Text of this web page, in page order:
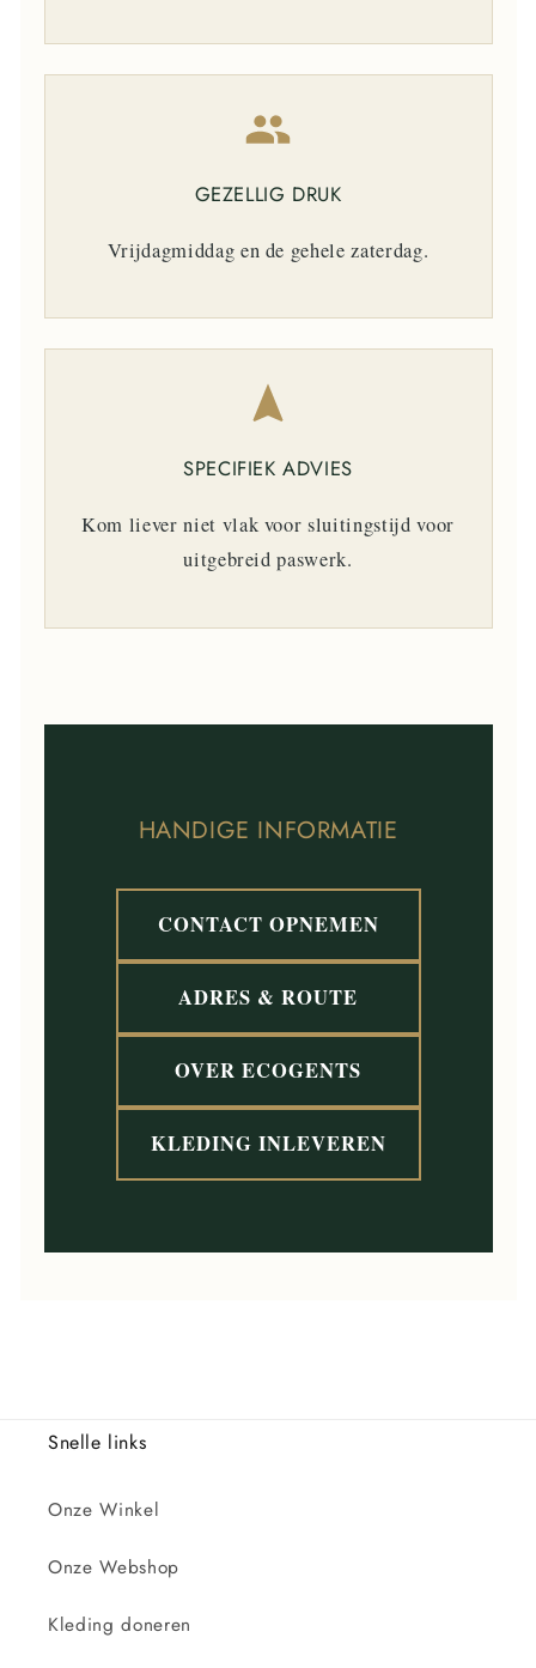
GEZELLIG DRUK
Vrijdagmiddag en de gehele zaterdag.
SPECIFIEK ADVIES
Kom liever niet vlak voor sluitingstijd voor
uitgebreid paswerk.
HANDIGE INFORMATIE
CONTACT OPNEMEN
ADRES & ROUTE
OVER ECOGENTS
KLEDING INLEVEREN
Snelle links
Onze Winkel
Onze Webshop
Kleding doneren